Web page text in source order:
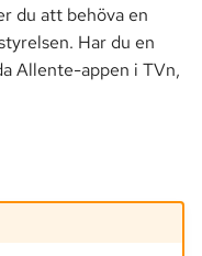
du att behöva en
Har du en
Allente-appen i TVn,